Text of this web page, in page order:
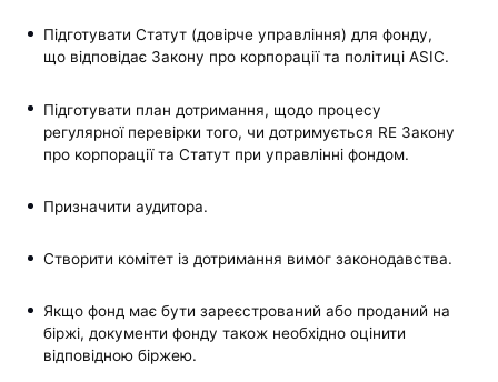
Підготувати Статут (довірче управління) для фонду,
що відповідає Закону про корпорації та політиці ASIC.
Підготувати план дотримання, щодо процесу
регулярної перевірки того, чи дотримується RE Закону
про корпорації та Статут при управлінні фондом.
Призначити аудитора.
Створити комітет із дотримання вимог законодавства.
Якщо фонд має бути зареєстрований або проданий на
біржі, документи фонду також необхідно оцінити
відповідною біржею.